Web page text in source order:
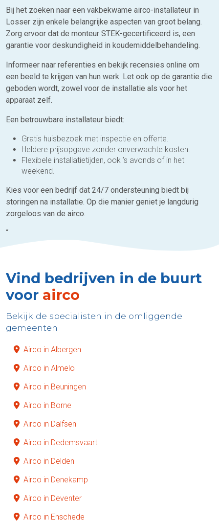
Bij het zoeken naar een vakbekwame airco-installateur in
Losser zijn enkele belangrijke aspecten van groot belang.
Zorg ervoor dat de monteur STEK-gecertificeerd is, een
garantie voor deskundigheid in koudemiddelbehandeling.
Informeer naar referenties en bekijk recensies online om
een beeld te krijgen van hun werk. Let ook op de garantie die
geboden wordt, zowel voor de installatie als voor het
apparaat zelf.
Een betrouwbare installateur biedt:
Gratis huisbezoek met inspectie en offerte.
Heldere prijsopgave zonder onverwachte kosten.
Flexibele installatietijden, ook ’s avonds of in het
weekend.
Kies voor een bedrijf dat 24/7 ondersteuning biedt bij
storingen na installatie. Op die manier geniet je langdurig
zorgeloos van de airco.
“
Vind bedrijven in de buurt
voor airco
Bekijk de specialisten in de omliggende
gemeenten
Airco in Albergen
Airco in Almelo
Airco in Beuningen
Airco in Borne
Airco in Dalfsen
Airco in Dedemsvaart
Airco in Delden
Airco in Denekamp
Airco in Deventer
Airco in Enschede